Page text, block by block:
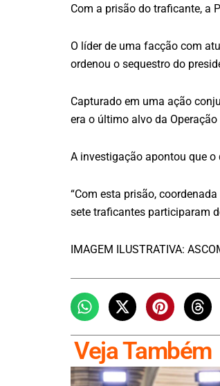
Com a prisão do traficante, a
O líder de uma facção com
ordenou o sequestro do
Capturado em uma ação
era o último alvo da Operação
A investigação apontou que
“Com esta prisão,
sete traficantes participaram
IMAGEM ILUSTRATIVA:
Veja Também